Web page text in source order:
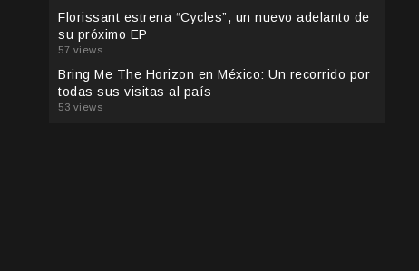
Florissant estrena “Cycles”, un nuevo adelanto de
su próximo EP
57 views
Bring Me The Horizon en México: Un recorrido por
todas sus visitas al país
53 views